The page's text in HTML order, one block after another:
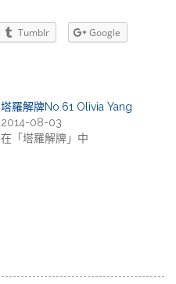
Tumblr Google
塔羅解牌No.61 Olivia Yang
2014-08-03
在「塔羅解牌」中